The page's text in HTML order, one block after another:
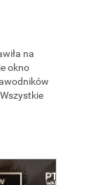
na
okno